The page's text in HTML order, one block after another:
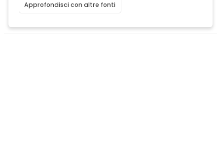
Approfondisci con altre fonti